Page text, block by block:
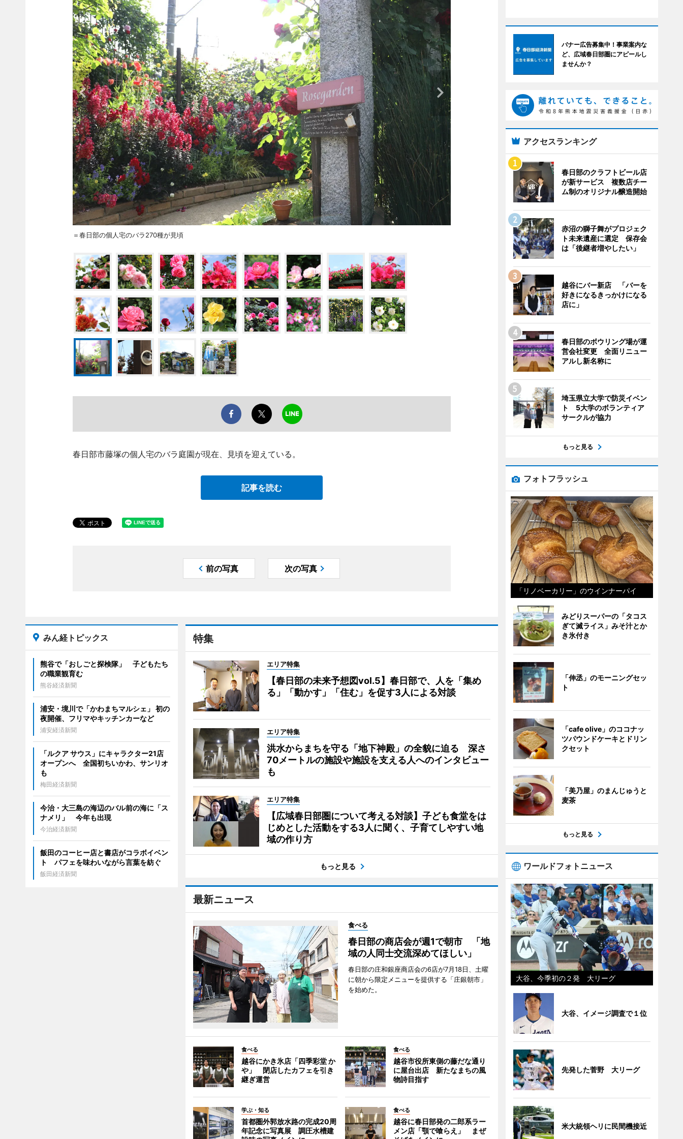
＝春日部の個人宅のバラ270種が見頃
春日部市藤塚の個人宅のバラ庭園が現在、見頃を迎えている。
記事を読む
前の写真 次の写真
特集
エリア特集
【春日部の未来予想図vol.5】春日部で、人を「集め
る」「動かす」「住む」を促す3人による対談
エリア特集
洪水からまちを守る「地下神殿」の全貌に迫る 深さ
70メートルの施設や施設を支える人へのインタビュー
も
エリア特集
【広域春日部圏について考える対談】子ども食堂をは
じめとした活動をする3人に聞く、子育てしやすい地
域の作り方
もっと見る
最新ニュース
食べる
春日部の商店会が週1で朝市 「地
域の人同士交流深めてほしい」
春日部の庄和銀座商店会の6店が7月18日、土曜
に朝から限定メニューを提供する「庄銀朝市」
を始めた。
食べる
越谷にかき氷店「四季彩堂 か
や」 閉店したカフェを引き
継ぎ運営
食べる
越谷市役所東側の藤だな通り
に屋台出店 新たなまちの風
物詩目指す
学ぶ・知る
首都圏外郭放水路の完成20周
年記念に写真展 調圧水槽建
食べる
越谷に春日部発の二郎系ラー
メン店「顎で喰らえ」 まぜ
みん経トピックス
熊谷で「おしごと探検隊」 子どもたち
の職業観育む
熊谷経済新聞
浦安・境川で「かわまちマルシェ」 初の
夜開催、フリマやキッチンカーなど
浦安経済新聞
「ルクア サウス」にキャラクター21店
オープンへ 全国初ちいかわ、サンリオ
も
梅田経済新聞
今治・大三島の海辺のバル前の海に「ス
ナメリ」 今年も出現
今治経済新聞
飯田のコーヒー店と書店がコラボイベン
ト パフェを味わいながら言葉を紡ぐ
飯田経済新聞
バナー広告募集中！事業案内な
ど、広域春日部圏にアピールし
ませんか？
アクセスランキング
春日部のクラフトビール店
が新サービス 複数店チー
ム制のオリジナル醸造開始
赤沼の獅子舞がプロジェク
ト未来遺産に選定 保存会
は「後継者増やしたい」
越谷にバー新店 「バーを
好きになるきっかけになる
店に」
春日部のボウリング場が運
営会社変更 全面リニュー
アルし新名称に
埼玉県立大学で防災イベン
ト 5大学のボランティア
サークルが協力
もっと見る
フォトフラッシュ
「リノベーカリー」のウインナーパイ
みどりスーパーの「タコス
ぎて滅ライス」みそ汁とか
き氷付き
「伸丞」のモーニングセッ
ト
「cafe olive」のココナッ
ツパウンドケーキとドリン
クセット
「美乃屋」のまんじゅうと
麦茶
もっと見る
ワールドフォトニュース
大谷、今季初の２発 大リーグ
大谷、イメージ調査で１位
先発した菅野 大リーグ
米大統領ヘリに民間機接近